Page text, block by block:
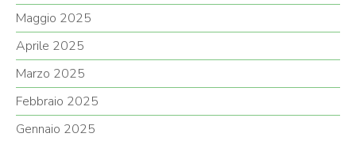
Maggio 2025
Aprile 2025
Marzo 2025
Febbraio 2025
Gennaio 2025